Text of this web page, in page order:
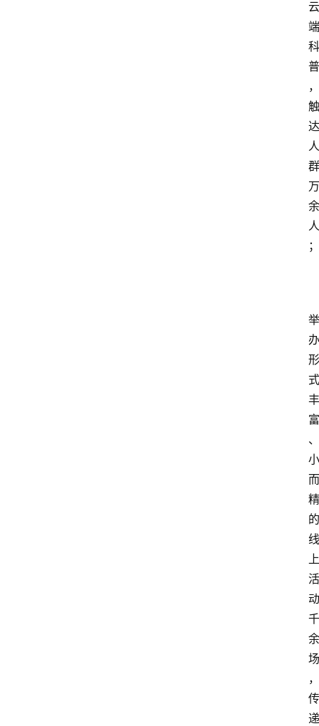
云
端
科
普
，
触
达
人
群
万
余
人
；
举
办
形
式
丰
富
、
小
而
精
的
线
上
活
动
千
余
场
，
传
递